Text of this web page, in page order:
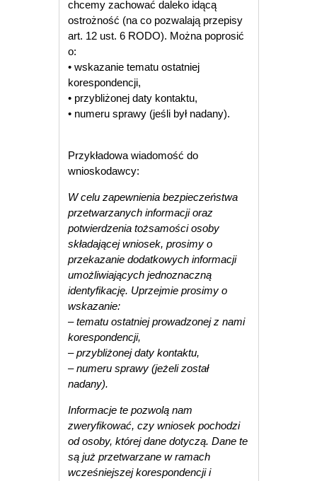
chcemy zachować daleko idącą
ostrożność (na co pozwalają przepisy
art. 12 ust. 6 RODO). Można poprosić
o:
• wskazanie tematu ostatniej
korespondencji,
• przybliżonej daty kontaktu,
• numeru sprawy (jeśli był nadany).
Przykładowa wiadomość do
wnioskodawcy:
W celu zapewnienia bezpieczeństwa
przetwarzanych informacji oraz
potwierdzenia tożsamości osoby
składającej wniosek, prosimy o
przekazanie dodatkowych informacji
umożliwiających jednoznaczną
identyfikację. Uprzejmie prosimy o
wskazanie:
– tematu ostatniej prowadzonej z nami
korespondencji,
– przybliżonej daty kontaktu,
– numeru sprawy (jeżeli został
nadany).
Informacje te pozwolą nam
zweryfikować, czy wniosek pochodzi
od osoby, której dane dotyczą. Dane te
są już przetwarzane w ramach
wcześniejszej korespondencji i